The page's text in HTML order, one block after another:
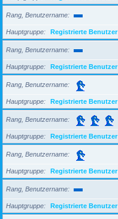
Rang, Benutzername
Hauptgruppe Registrierte Benutzer
Rang, Benutzername
Hauptgruppe Registrierte Benutzer
Rang, Benutzername
Hauptgruppe Registrierte Benutzer
Rang, Benutzername
Hauptgruppe Registrierte Benutzer
Rang, Benutzername
Hauptgruppe Registrierte Benutzer
Rang, Benutzername
Hauptgruppe Registrierte Benutzer